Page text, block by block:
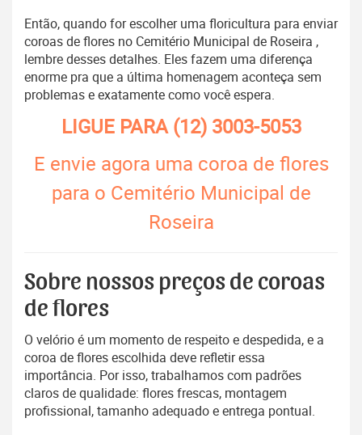
Então, quando for escolher uma floricultura para enviar
coroas de flores no Cemitério Municipal de Roseira ,
lembre desses detalhes. Eles fazem uma diferença
enorme pra que a última homenagem aconteça sem
problemas e exatamente como você espera.
LIGUE PARA(12) 3003-5053
E envie agora uma coroa de flores
para o Cemitério Municipal de
Roseira
Sobre nossos preços de coroas
de flores
O velório é um momento de respeito e despedida, e a
coroa de flores escolhida deve refletir essa
importância. Por isso, trabalhamos com padrões
claros de qualidade: flores frescas, montagem
profissional, tamanho adequado e entrega pontual.